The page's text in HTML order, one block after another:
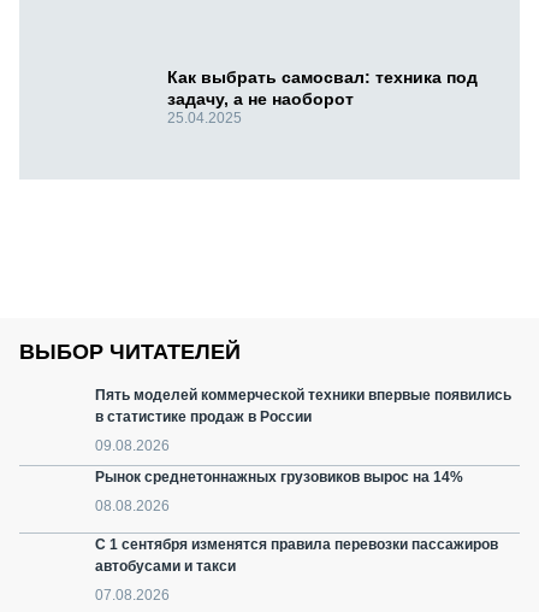
Как выбрать самосвал: техника под
задачу, а не наоборот
25.04.2025
ВЫБОР ЧИТАТЕЛЕЙ
Пять моделей коммерческой техники впервые появились
в статистике продаж в России
09.08.2026
Рынок среднетоннажных грузовиков вырос на 14%
08.08.2026
С 1 сентября изменятся правила перевозки пассажиров
автобусами и такси
07.08.2026